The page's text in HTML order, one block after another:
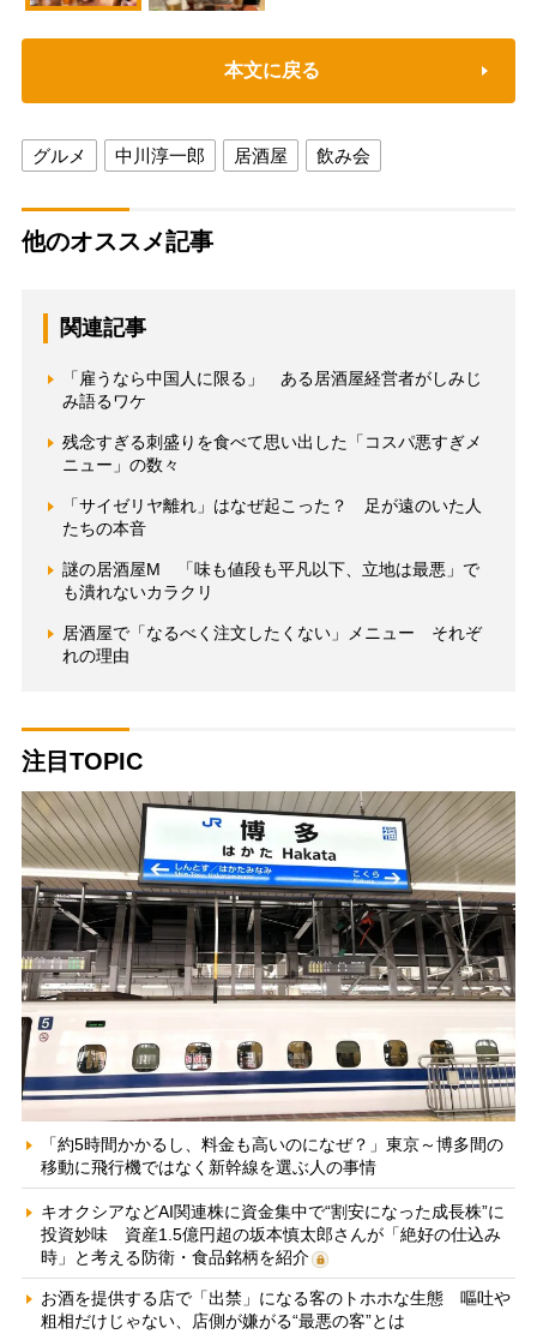
本文に戻る
グルメ 中川淳一郎 居酒屋 飲み会
他のオススメ記事
関連記事
「雇うなら中国人に限る」 ある居酒屋経営者がしみじ
み語るワケ
残念すぎる刺盛りを食べて思い出した「コスパ悪すぎメ
ニュー」の数々
「サイゼリヤ離れ」はなぜ起こった？ 足が遠のいた人
たちの本音
謎の居酒屋M 「味も値段も平凡以下、立地は最悪」で
も潰れないカラクリ
居酒屋で「なるべく注文したくない」メニュー それぞ
れの理由
注目TOPIC
「約5時間かかるし、料金も高いのになぜ？」東京～博多間の
移動に飛行機ではなく新幹線を選ぶ人の事情
キオクシアなどAI関連株に資金集中で“割安になった成長株”に
投資妙味 資産1.5億円超の坂本慎太郎さんが「絶好の仕込み
時」と考える防衛・食品銘柄を紹介
お酒を提供する店で「出禁」になる客のトホホな生態 嘔吐や
粗相だけじゃない、店側が嫌がる“最悪の客”とは